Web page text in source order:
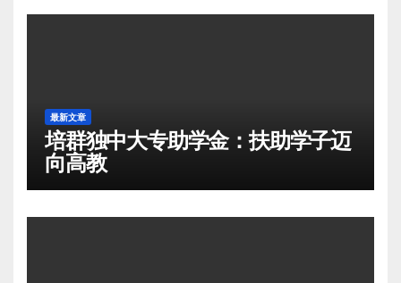
最新文章
培群独中大专助学金：扶助学子迈
向高教